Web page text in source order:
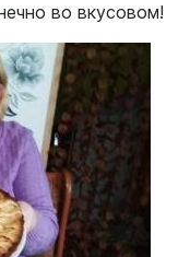
во вкусовом!